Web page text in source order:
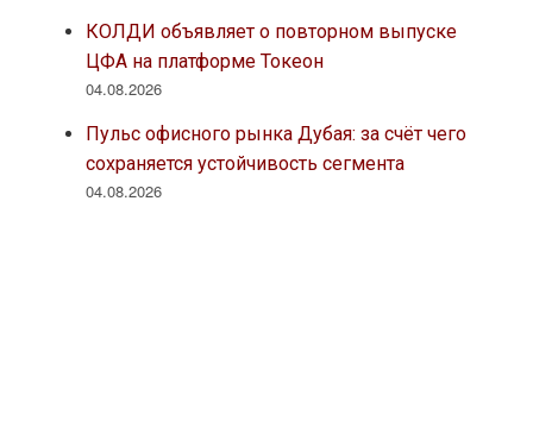
КОЛДИ объявляет о повторном выпуске
ЦФА на платформе Токеон
04.08.2026
Пульс офисного рынка Дубая: за счёт чего
сохраняется устойчивость сегмента
04.08.2026